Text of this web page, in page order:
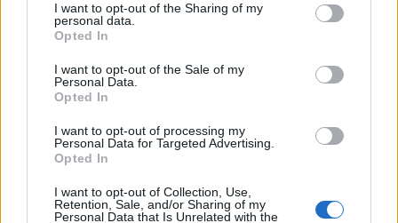
I want to opt-out of the Sharing of my
personal data.
Opted In
I want to opt-out of the Sale of my
Personal Data.
Opted In
I want to opt-out of processing my
Personal Data for Targeted Advertising.
Opted In
I want to opt-out of Collection, Use,
Retention, Sale, and/or Sharing of my
Personal Data that Is Unrelated with the
Affärsidén: Överraska någon med stil
Nu öppnar en arbetsförmedling på hemmaplan igen
PÅ STARTSIDAN JUST NU